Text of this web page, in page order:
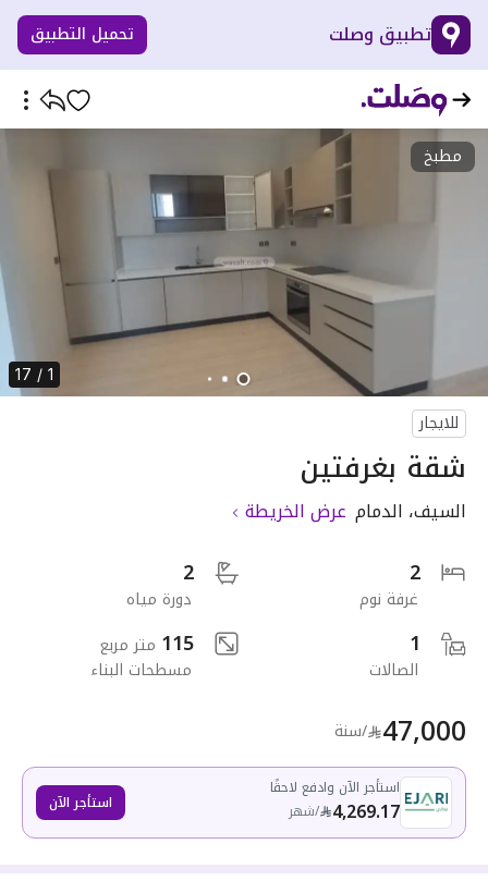
تطبيق وصلت تحميل التطبيق
مطبخ
1 / 17
للايجار
شقة بغرفتين
السيف، الدمام عرض الخريطة
2
غرفة نوم
2
دورة مياه
1
الصالات
115 متر مربع
مسطحات البناء
47,000 /سنة
استأجر الآن وادفع لاحقًا
4,269.17
/شهر استأجر الآن